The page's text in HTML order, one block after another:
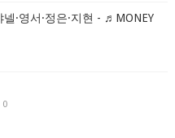
넬·영서·정은·지현 - ♬MONEY
0